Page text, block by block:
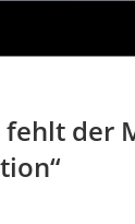
fehlt der